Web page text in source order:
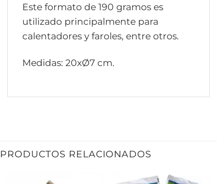
Este formato de 190 gramos es
utilizado principalmente para
calentadores y faroles, entre otros.
Medidas: 20xØ7 cm.
PRODUCTOS RELACIONADOS